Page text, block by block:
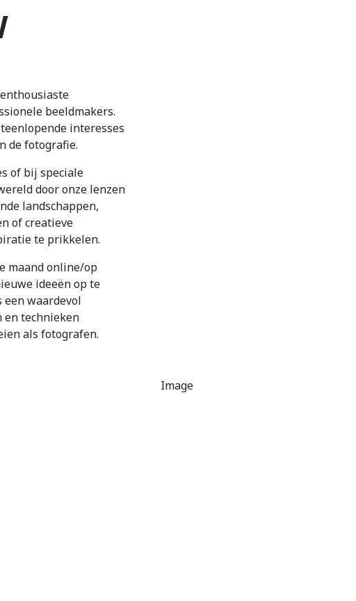
beeldmakers.
interesses
de fotografie.
of bij speciale
door onze lenzen
landschappen,
of creatieve
te prikkelen.
maand online/op
ideeën op te
een waardevol
en technieken
als fotografen.